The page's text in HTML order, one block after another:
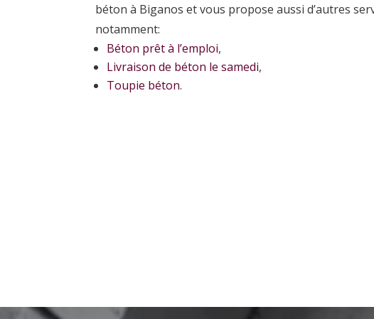
béton à Biganos et vous propose aussi d’autres
notamment:
Béton prêt à l’emploi,
Livraison de béton le samedi,
Toupie béton.